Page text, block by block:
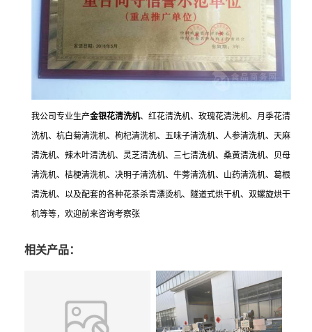
我公司专业生产金银花清洗机、红花清洗机、玫瑰花清洗机、月季花清
洗机、杭白菊清洗机、枸杞清洗机、五味子清洗机、人参清洗机、天麻
清洗机、辣木叶清洗机、灵芝清洗机、三七清洗机、桑黄清洗机、贝母
清洗机、桔梗清洗机、决明子清洗机、牛蒡清洗机、山药清洗机、葛根
清洗机、以及配套的各种花茶杀青漂烫机、隧道式烘干机、双螺旋烘干
机等等，欢迎前来咨询考察张
相关产品：